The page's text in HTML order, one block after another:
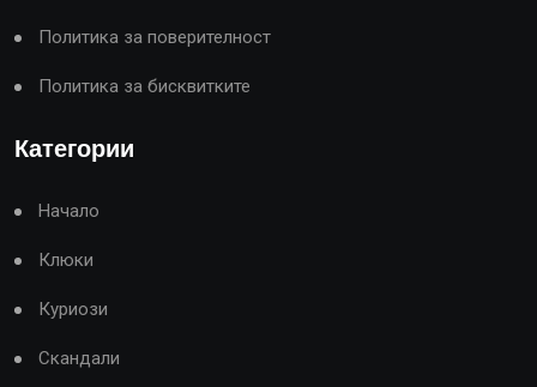
Политика за поверителност
Политика за бисквитките
Категории
Начало
Клюки
Куриози
Скандали